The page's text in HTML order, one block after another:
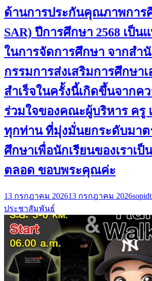
ด้านการประกันคุณภาพการ
SAR) ปีการศึกษา 2568 เป็น
ในการจัดการศึกษา จากสำ
กรรมการส่งเสริมการศึกษา
สำเร็จในครั้งนี้เกิดขึ้นจากค
ร่วมใจของคณะผู้บริหาร ครู
ทุกท่าน ที่มุ่งมั่นยกระดับมาต
ศึกษาเพื่อนักเรียนของเราเป็
ตลอด ขอบพระคุณค่ะ
13 กรกฎาคม 202613 กรกฎาคม 2026
ประชาสัมพันธ์